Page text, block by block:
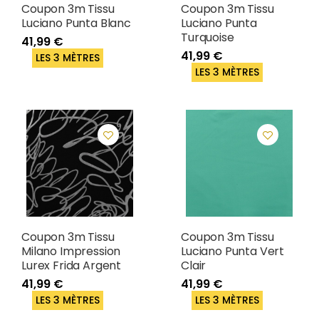
Coupon 3m Tissu
Luciano Punta Blanc
41,99 €
LES 3 MÈTRES
Coupon 3m Tissu
Luciano Punta
Turquoise
41,99 €
LES 3 MÈTRES
Coupon 3m Tissu
Milano Impression
Lurex Frida Argent
41,99 €
LES 3 MÈTRES
Coupon 3m Tissu
Luciano Punta Vert
Clair
41,99 €
LES 3 MÈTRES